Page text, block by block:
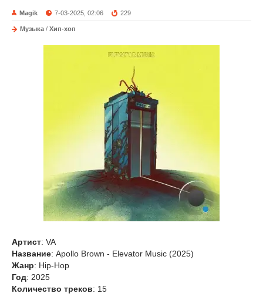
Magik 7-03-2025, 02:06 229
Музыка / Хип-хоп
Артист: VA
Название: Apollo Brown - Elevator Music (2025)
Жанр: Hip-Hop
Год: 2025
Количество треков: 15